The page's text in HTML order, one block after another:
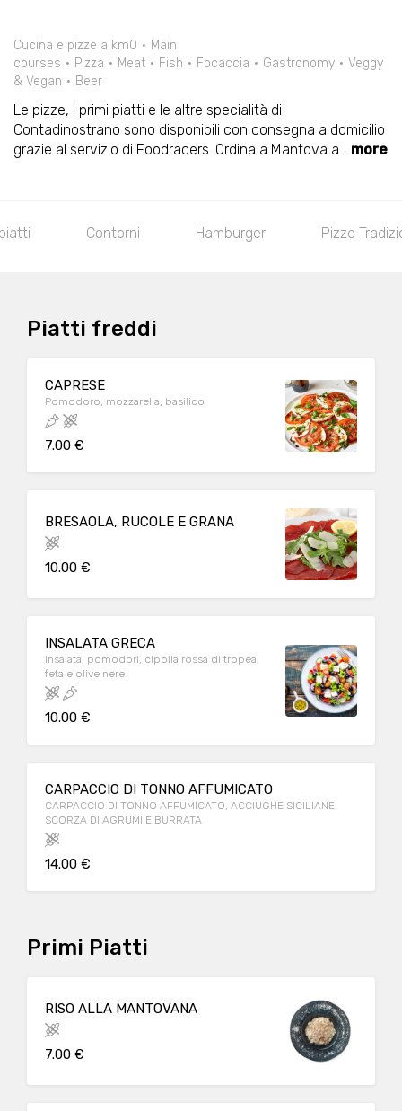
Cucina e pizze a km0
Main
courses
Pizza Meat Fish Focaccia Gastronomy
Veggy
& Vegan
Beer
Le pizze, i primi piatti e le altre specialità di
Contadinostrano sono disponibili con consegna a domicilio
grazie al servizio di Foodracers. Ordina a Mantova a... more
Contorni Hamburger Pizze
Piatti freddi
CAPRESE
Pomodoro, mozzarella, basilico
7.00 €
BRESAOLA, RUCOLE E GRANA
10.00 €
INSALATA GRECA
Insalata, pomodori, cipolla rossa di tropea,
feta e olive nere
10.00 €
CARPACCIO DI TONNO AFFUMICATO
CARPACCIO DI TONNO AFFUMICATO, ACCIUGHE SICILIANE,
SCORZA DI AGRUMI E BURRATA
14.00 €
Primi Piatti
RISO ALLA MANTOVANA
7.00 €